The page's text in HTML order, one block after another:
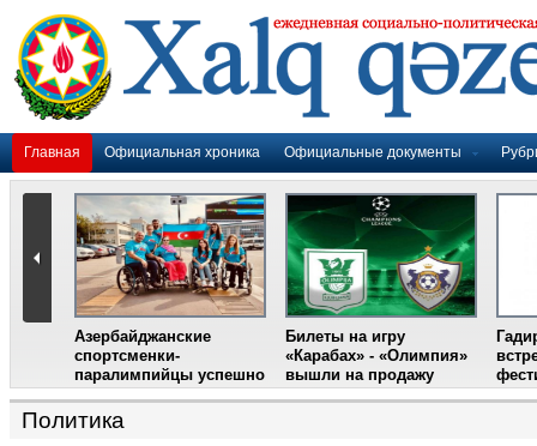
Главная Официальная хроника Официальные документы
Политика